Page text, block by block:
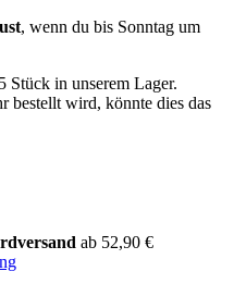
, wenn du bis Sonntag um
Stück in unserem Lager.
bestellt wird, könnte dies das
ab 52,90 €